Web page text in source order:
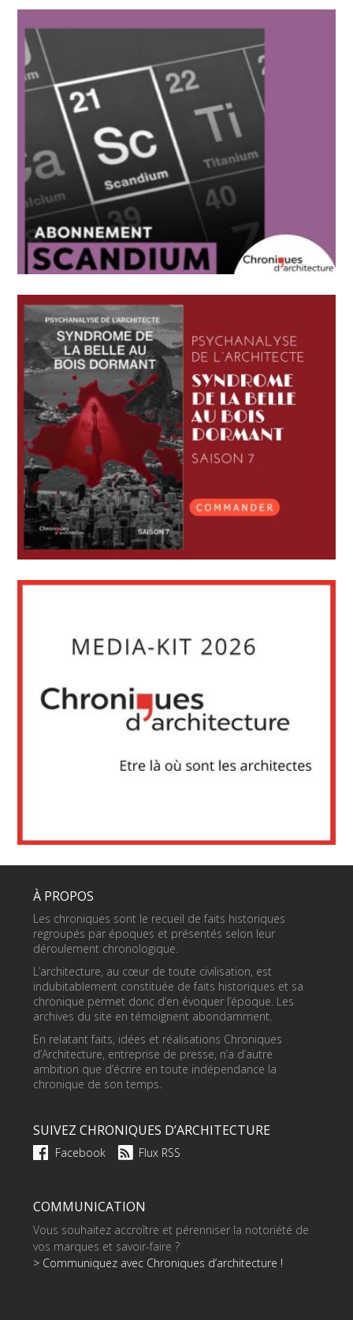
À PROPOS
Les chroniques sont le recueil de faits historiques
regroupés par époques et présentés selon leur
déroulement chronologique.
L’architecture, au cœur de toute civilisation, est
indubitablement constituée de faits historiques et sa
chronique permet donc d’en évoquer l’époque. Les
archives du site en témoignent abondamment.
En relatant faits, idées et réalisations Chroniques
d’Architecture, entreprise de presse, n’a d’autre
ambition que d’écrire en toute indépendance la
chronique de son temps.
SUIVEZ CHRONIQUES D’ARCHITECTURE
Facebook Flux RSS
COMMUNICATION
Vous souhaitez accroître et pérenniser la notoriété de
vos marques et savoir-faire ?
> Communiquez avec Chroniques d’architecture !